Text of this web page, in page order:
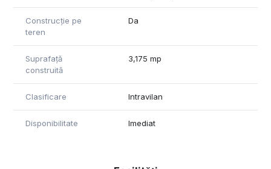
Construcție pe
teren
Da
Suprafață
construită
3,175 mp
Clasificare Intravilan
Disponibilitate Imediat